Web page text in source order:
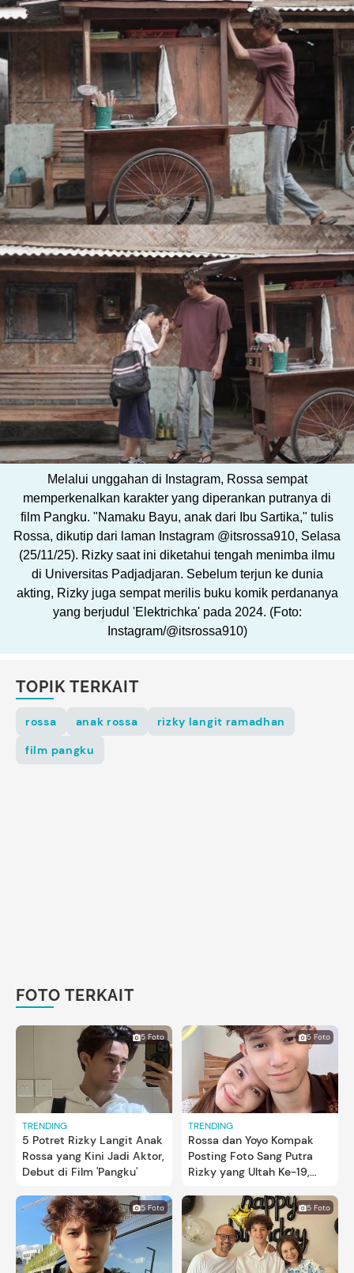
Melalui unggahan di Instagram, Rossa sempat
memperkenalkan karakter yang diperankan putranya di
film Pangku. "Namaku Bayu, anak dari Ibu Sartika," tulis
Rossa, dikutip dari laman Instagram @itsrossa910, Selasa
(25/11/25). Rizky saat ini diketahui tengah menimba ilmu
di Universitas Padjadjaran. Sebelum terjun ke dunia
akting, Rizky juga sempat merilis buku komik perdananya
yang berjudul 'Elektrichka' pada 2024. (Foto:
Instagram/@itsrossa910)
TOPIK TERKAIT
rossa anak rossa
rizky langit ramadhan
film pangku
FOTO TERKAIT
5 Foto
TRENDING
5 Potret Rizky Langit Anak
Rossa yang Kini Jadi Aktor,
Debut di Film 'Pangku'
5 Foto
TRENDING
Rossa dan Yoyo Kompak
Posting Foto Sang Putra
Rizky yang Ultah Ke-19,
5 Foto 5 Foto